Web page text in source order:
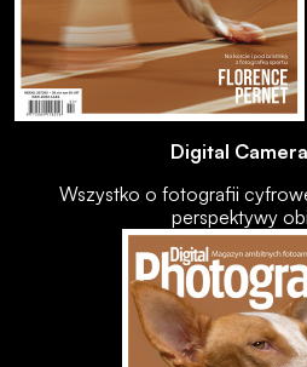
Digital
Wszystko o fotografii
perspektywy